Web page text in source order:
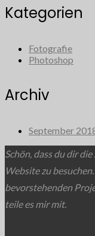
Kategorien
Fotografie
Photoshop
Archiv
September
Schön, dass du dir
Website zu
bevorstehenden
teile es mir mit.